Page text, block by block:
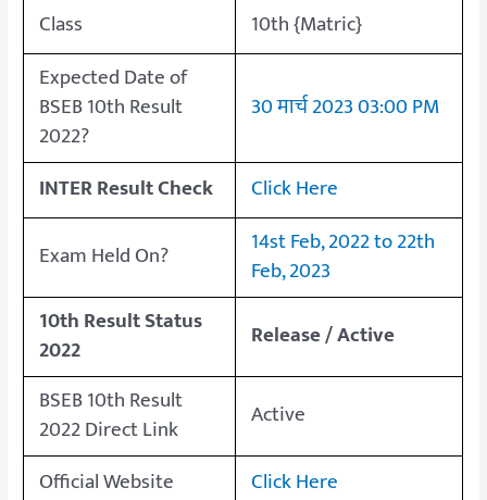
Class
10th {Matric}
Expected Date of
BSEB 10th Result
2022?
30 मार्च 2023 03:00 PM
INTER Result Check
Click Here
Exam Held On?
14st Feb, 2022 to 22th
Feb, 2023
10th Result Status
2022
Release / Active
BSEB 10th Result
2022 Direct Link
Active
Official Website
Click Here